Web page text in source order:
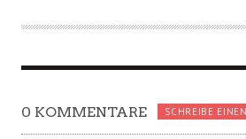
0 KOMMENTARE SCHREIBE